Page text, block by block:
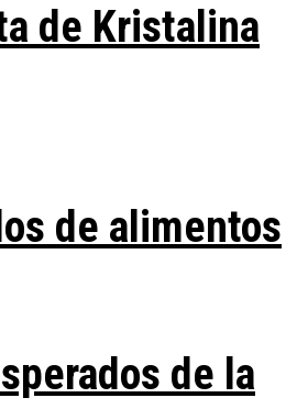
de Kristalina
de alimentos
de la